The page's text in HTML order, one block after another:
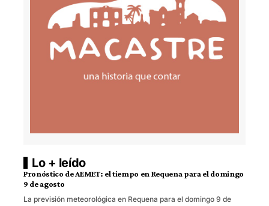
Lo + leído
Pronóstico de AEMET: el tiempo en Requena para el domingo
9 de agosto
La previsión meteorológica en Requena para el domingo 9 de